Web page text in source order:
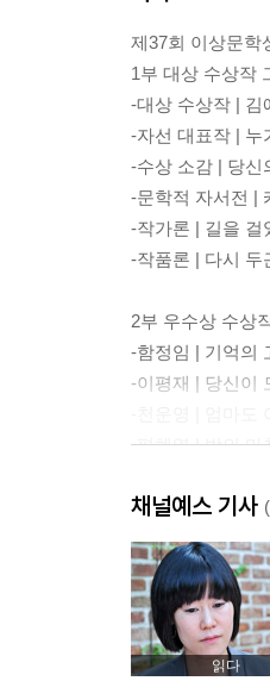
제37회 이상문학
1부 대상 수상작
-대상 수상작 | 김
-자선 대표작 | 누
-수상 소감 | 당신
-문학적 자서전 |
-작가론 | 길을 걸
-작품론 | 다시 두
2부 우수상 수상
-함정임 | 기억의
-이평재 | 당신이
-편혜영 | 밤의 마
-이장욱 | 절반 이
-염승숙 | 습濕
-김이설 | 흉몽
3부 선정 경위와
-심사 및 선정 경
채널예스 기사
읽다